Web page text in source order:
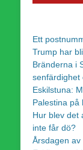
Ett
Trump har
Bränderna i
senfärdighet
Eskilstuna:
Palestina på
Hur blev det
inte får dö?
Årsdagen